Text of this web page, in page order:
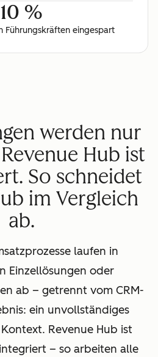
10 %
Führungskräften eingespart
werden nur
Hub ist
So schneidet
im Vergleich
ab.
laufen in
Einzellösungen oder
ab – getrennt vom CRM-
ein unvollständiges
Revenue Hub ist
– so arbeiten alle